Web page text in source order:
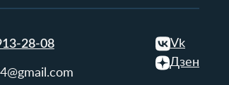
28-08
Vk
Дзен